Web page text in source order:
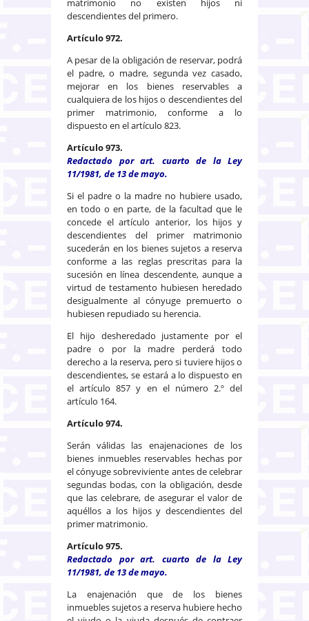
descendientes del primero.
Artículo 972.
A pesar de la obligación de reservar, podrá
el padre, o madre, segunda vez casado,
mejorar en los bienes reservables a
cualquiera de los hijos o descendientes del
primer matrimonio, conforme a lo
dispuesto en el artículo 823.
Artículo 973.
Redactado por art. cuarto de la Ley
11/1981, de 13 de mayo.
Si el padre o la madre no hubiere usado,
en todo o en parte, de la facultad que le
concede el artículo anterior, los hijos y
descendientes del primer matrimonio
sucederán en los bienes sujetos a reserva
conforme a las reglas prescritas para la
sucesión en línea descendente, aunque a
virtud de testamento hubiesen heredado
desigualmente al cónyuge premuerto o
hubiesen repudiado su herencia.
El hijo desheredado justamente por el
padre o por la madre perderá todo
derecho a la reserva, pero si tuviere hijos o
descendientes, se estará a lo dispuesto en
el artículo 857 y en el número 2.º del
artículo 164.
Artículo 974.
Serán válidas las enajenaciones de los
bienes inmuebles reservables hechas por
el cónyuge sobreviviente antes de celebrar
segundas bodas, con la obligación, desde
que las celebrare, de asegurar el valor de
aquéllos a los hijos y descendientes del
primer matrimonio.
Artículo 975.
Redactado por art. cuarto de la Ley
11/1981, de 13 de mayo.
La enajenación que de los bienes
inmuebles sujetos a reserva hubiere hecho